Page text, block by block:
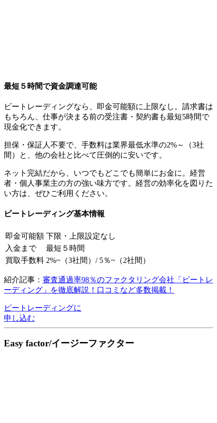
最短５時間で資金調達可能
ビートレーディングなら、即金可能額に上限なし。請求書は
もちろん、仕事が決まる前の受注書・契約書も最短5時間で
現金化できます。
担保・保証人不要で、手数料は業界最低水準の2%～（3社
間）と、他の会社と比べて圧倒的に安いです。
ネット完結だから、いつでもどこでも簡単にお金に。経営
者・個人事業主の方の強い味方です。経営の効率化を図りた
い方は、ぜひご利用ください。
ビートレーディング基本情報
即金可能額 下限・上限設定なし
入金まで
最短５時間
買取手数料 2%~（3社間）/ 5％~（2社間）
紹介記事： 審査通過率98％のファクタリング会社「ビートレ
ーディング」を徹底解説！口コミなど多数掲載！
ビートレーディングに
申し込む
Easy factor/イージーファクター